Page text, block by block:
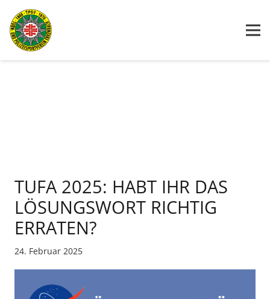
TUFA 2025: HABT IHR DAS
LÖSUNGSWORT RICHTIG
ERRATEN?
24. Februar 2025